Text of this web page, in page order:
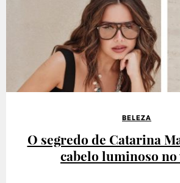
BELEZA
O segredo de Catarina
cabelo luminoso no